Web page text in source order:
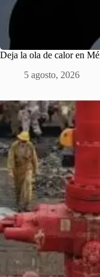
Deja la ola de calor en
5 agosto, 2026